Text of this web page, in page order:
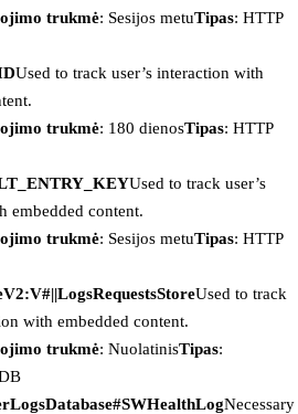
trukmė: Sesijos metuTipas: HTTP
Used to track user’s interaction with
trukmė: 180 dienosTipas: HTTP
Used to track user’s
embedded content.
trukmė: Sesijos metuTipas: HTTP
Used to track
with embedded content.
trukmė: NuolatinisTipas:
Necessary